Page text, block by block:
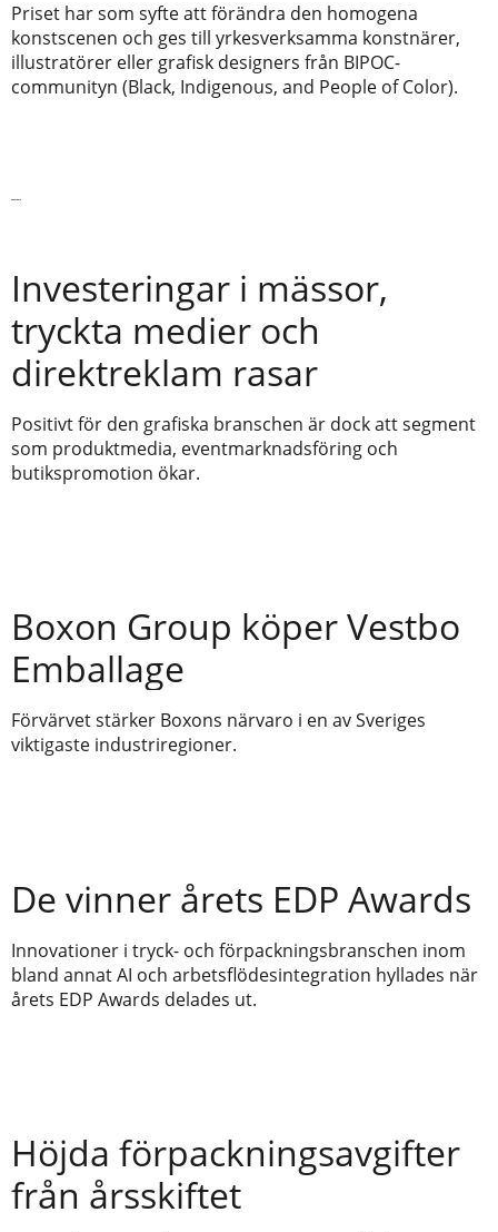
Priset har som syfte att förändra den homogena
konstscenen och ges till yrkesverksamma konstnärer,
illustratörer eller grafisk designers från BIPOC-
communityn (Black, Indigenous, and People of Color).
Investeringar i mässor,
tryckta medier och
direktreklam rasar
Positivt för den grafiska branschen är dock att segment
som produktmedia, eventmarknadsföring och
butikspromotion ökar.
Boxon Group köper Vestbo
Emballage
Förvärvet stärker Boxons närvaro i en av Sveriges
viktigaste industriregioner.
De vinner årets EDP Awards
Innovationer i tryck- och förpackningsbranschen inom
bland annat AI och arbetsflödesintegration hyllades när
årets EDP Awards delades ut.
Höjda förpackningsavgifter
från årsskiftet